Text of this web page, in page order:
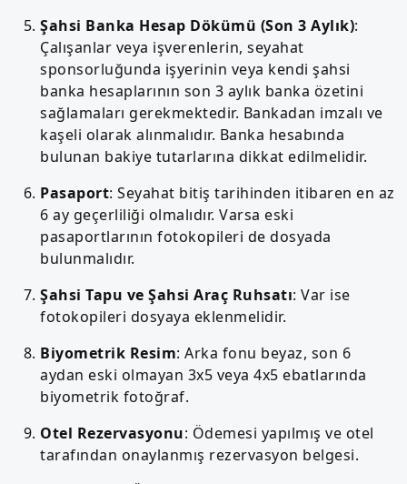
Şahsi Banka Hesap Dökümü (Son 3 Aylık):
Çalışanlar veya işverenlerin, seyahat
sponsorluğunda işyerinin veya kendi şahsi
banka hesaplarının son 3 aylık banka özetini
sağlamaları gerekmektedir. Bankadan imzalı ve
kaşeli olarak alınmalıdır. Banka hesabında
bulunan bakiye tutarlarına dikkat edilmelidir.
Pasaport: Seyahat bitiş tarihinden itibaren en az
6 ay geçerliliği olmalıdır. Varsa eski
pasaportlarının fotokopileri de dosyada
bulunmalıdır.
Şahsi Tapu ve Şahsi Araç Ruhsatı: Var ise
fotokopileri dosyaya eklenmelidir.
Biyometrik Resim: Arka fonu beyaz, son 6
aydan eski olmayan 3x5 veya 4x5 ebatlarında
biyometrik fotoğraf.
Otel Rezervasyonu: Ödemesi yapılmış ve otel
tarafından onaylanmış rezervasyon belgesi.